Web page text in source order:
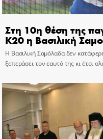
Στη 10η θέση της
Κ20 η Βασιλική
Η Βασιλική Σαμόλαδα δεν
ξεπεράσει τον εαυτό της κι έτσι